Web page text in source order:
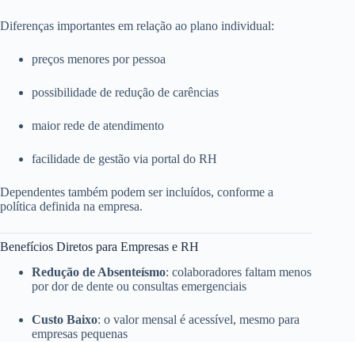
Diferenças importantes em relação ao plano individual:
preços menores por pessoa
possibilidade de redução de carências
maior rede de atendimento
facilidade de gestão via portal do RH
Dependentes também podem ser incluídos, conforme a
política definida na empresa.
Benefícios Diretos para Empresas e RH
Redução de Absenteísmo: colaboradores faltam menos
por dor de dente ou consultas emergenciais
Custo Baixo: o valor mensal é acessível, mesmo para
empresas pequenas